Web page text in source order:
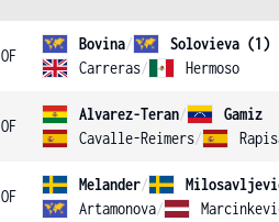
OF
Bovina/
Solovieva (1)
Carreras/ Hermoso
OF
Alvarez-Teran/
Gamiz
Cavalle-Reimers/
OF
Melander/
Artamonova/